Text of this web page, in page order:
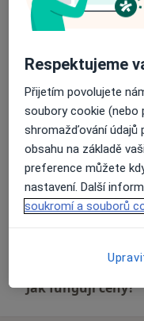
1 640 Kč - 2 060 Kč
Estetická stomatologie
Detaily
Extrakce zubu
Od 1 600 Kč Detaily
Implantáty
Od 17 000 Kč Detaily
Jak fungují ceny?
Respektujeme
Přijetím povolujete
soubory cookie (nebo
shromažďování údajů
obsahu na základě
preference můžete
nastavení. Další
soukromí a souborů